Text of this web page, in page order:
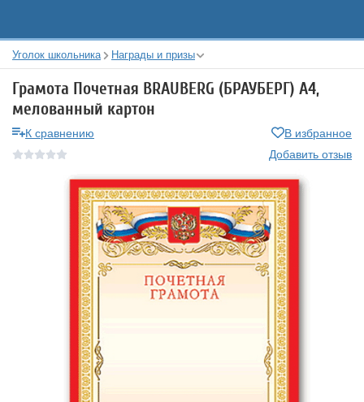
Уголок школьника Награды и призы
Грамота Почетная BRAUBERG (БРАУБЕРГ) А4,
мелованный картон
К сравнению
В избранное
Добавить отзыв